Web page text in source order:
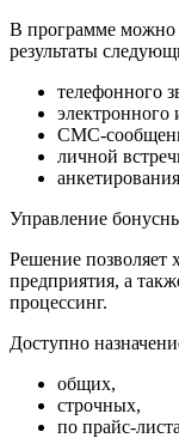
В программе можно
результаты
телефонного
электронного
СМС-
личной
Управление
Решение позволяет
предприятия, а
процессинг.
Доступно
общих,
строчных,
по прайс-